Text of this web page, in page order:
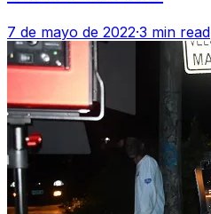
7 de mayo de 2022·3 min read